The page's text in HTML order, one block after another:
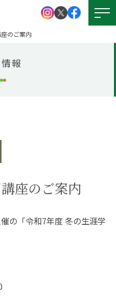
の特徴
のご案内
報
座のご案内
の「令和7年度 冬の生涯学